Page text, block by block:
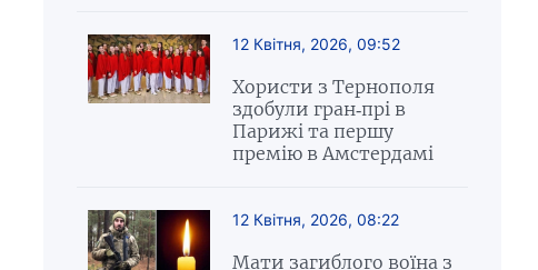
12 Квітня, 2026, 09:52
Хористи з Тернополя
здобули гран-прі в
Парижі та першу
премію в Амстердамі
12 Квітня, 2026, 08:22
Мати загиблого воїна з